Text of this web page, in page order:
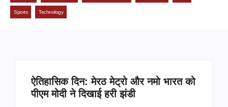
Sports Technology
ऐतिहासिक दिन: मेरठ मेट्रो और नमो भारत को
पीएम मोदी ने दिखाई हरी झंडी